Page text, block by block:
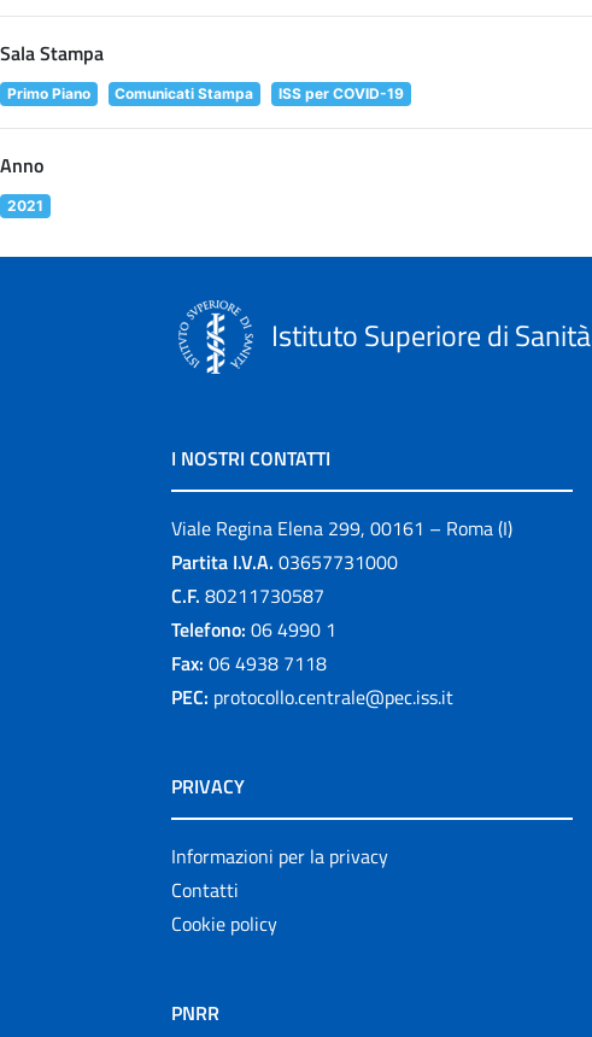
Sala Stampa
Primo Piano Comunicati Stampa ISS per COVID-19
Anno
2021
Istituto Superiore di Sanità
I NOSTRI CONTATTI
Viale Regina Elena 299, 00161 – Roma (I)
Partita I.V.A. 03657731000
C.F. 80211730587
Telefono: 06 4990 1
Fax: 06 4938 7118
PEC: protocollo.centrale@pec.iss.it
PRIVACY
Informazioni per la privacy
Contatti
Cookie policy
PNRR